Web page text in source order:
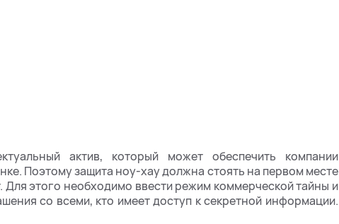
актив, который может обеспечить компании
Поэтому защита ноу-хау должна стоять на первом месте
Для этого необходимо ввести режим коммерческой тайны и
со всеми, кто имеет доступ к секретной информации.